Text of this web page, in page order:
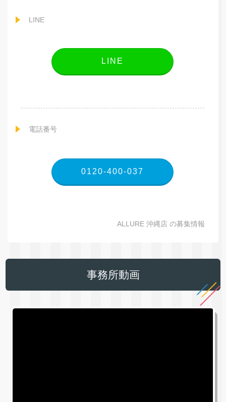
LINE
LINE
電話番号
0120-400-037
ALLURE 沖縄店 の募集情報
事務所動画